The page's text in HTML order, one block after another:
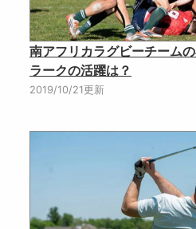
南アフリカラグビーチーム
ラークの活躍は？
2019/10/21更新